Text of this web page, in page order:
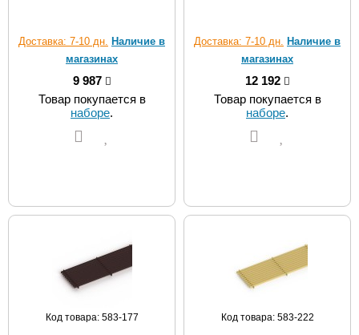
Доставка: 7-10 дн. Наличие в
магазинах
9 987
Товар покупается в
наборе.
Доставка: 7-10 дн. Наличие в
магазинах
12 192
Товар покупается в
наборе.
Код товара: 583-177 Код товара: 583-222